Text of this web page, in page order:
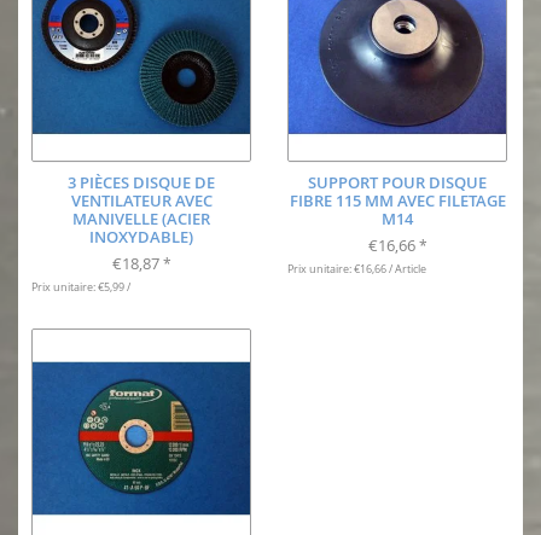
3 PIÈCES DISQUE DE
VENTILATEUR AVEC
MANIVELLE (ACIER
INOXYDABLE)
€18,87 *
Prix unitaire: €5,99 /
SUPPORT POUR DISQUE
FIBRE 115 MM AVEC FILETAGE
M14
€16,66 *
Prix unitaire: €16,66 / Article